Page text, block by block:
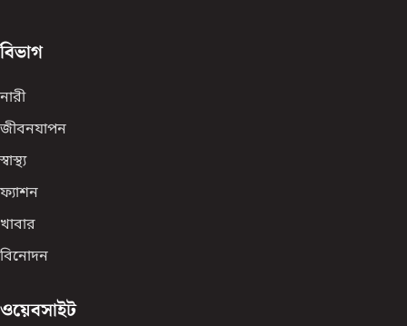
বিভাগ
নারী
জীবনযাপন
স্বাস্থ্য
ফ্যাশন
খাবার
বিনোদন
ওয়েবসাইট